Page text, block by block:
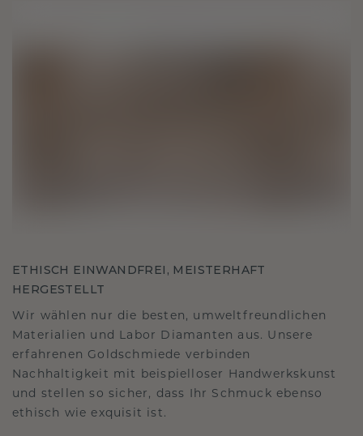
ETHISCH EINWANDFREI, MEISTERHAFT
HERGESTELLT
Wir wählen nur die besten, umweltfreundlichen
Materialien und Labor Diamanten aus. Unsere
erfahrenen Goldschmiede verbinden
Nachhaltigkeit mit beispielloser Handwerkskunst
und stellen so sicher, dass Ihr Schmuck ebenso
ethisch wie exquisit ist.